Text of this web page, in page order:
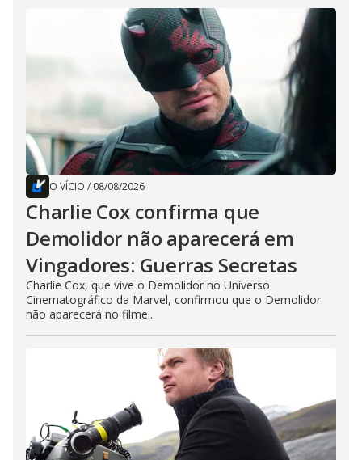
O VÍCIO / 08/08/2026
Charlie Cox confirma que
Demolidor não aparecerá em
Vingadores: Guerras Secretas
Charlie Cox, que vive o Demolidor no Universo
Cinematográfico da Marvel, confirmou que o Demolidor
não aparecerá no filme...